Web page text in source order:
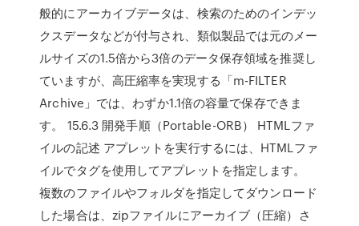
般的にアーカイブデータは、検索のためのインデッ
クスデータなどが付与され、類似製品では元のメー
ルサイズの1.5倍から3倍のデータ保存領域を推奨し
ていますが、高圧縮率を実現する「m-FILTER
Archive」では、わずか1.1倍の容量で保存できま
す。 15.6.3 開発手順（Portable-ORB） HTMLファ
イルの記述 アプレットを実行するには、HTMLファ
イルでタグを使用してアプレットを指定します。
複数のファイルやフォルダを指定してダウンロード
した場合は、zipファイルにアーカイブ（圧縮）さ